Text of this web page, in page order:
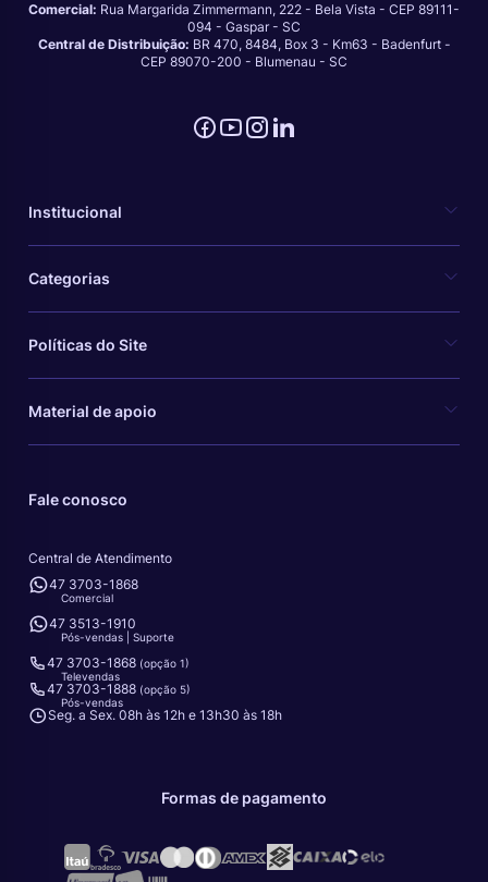
Comercial: Rua Margarida Zimmermann, 222 - Bela Vista - CEP 89111-
094 - Gaspar - SC
Central de Distribuição: BR 470, 8484, Box 3 - Km63 - Badenfurt -
CEP 89070-200 - Blumenau - SC
Institucional
Categorias
Políticas do Site
Material de apoio
Fale conosco
Central de Atendimento
47 3703-1868
Comercial
47 3513-1910
Pós-vendas | Suporte
47 3703-1868 (opção 1)
Televendas
47 3703-1888 (opção 5)
Pós-vendas
Seg. a Sex. 08h às 12h e 13h30 às 18h
Formas de pagamento